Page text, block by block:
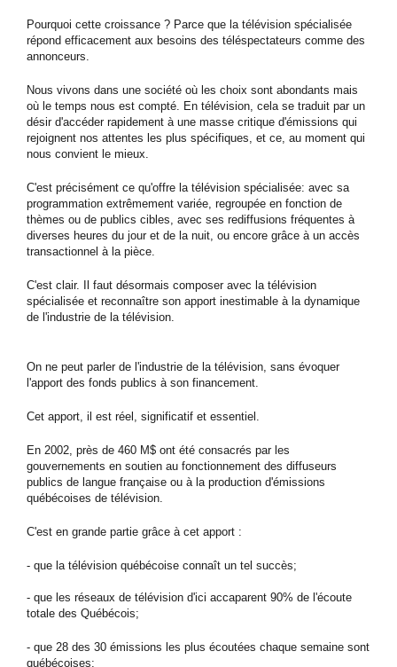
Pourquoi cette croissance ? Parce que la télévision spécialisée
répond efficacement aux besoins des téléspectateurs comme des
annonceurs.
Nous vivons dans une société où les choix sont abondants mais
où le temps nous est compté. En télévision, cela se traduit par un
désir d'accéder rapidement à une masse critique d'émissions qui
rejoignent nos attentes les plus spécifiques, et ce, au moment qui
nous convient le mieux.
C'est précisément ce qu'offre la télévision spécialisée: avec sa
programmation extrêmement variée, regroupée en fonction de
thèmes ou de publics cibles, avec ses rediffusions fréquentes à
diverses heures du jour et de la nuit, ou encore grâce à un accès
transactionnel à la pièce.
C'est clair. Il faut désormais composer avec la télévision
spécialisée et reconnaître son apport inestimable à la dynamique
de l'industrie de la télévision.
On ne peut parler de l'industrie de la télévision, sans évoquer
l'apport des fonds publics à son financement.
Cet apport, il est réel, significatif et essentiel.
En 2002, près de 460 M$ ont été consacrés par les
gouvernements en soutien au fonctionnement des diffuseurs
publics de langue française ou à la production d'émissions
québécoises de télévision.
C'est en grande partie grâce à cet apport :
- que la télévision québécoise connaît un tel succès;
- que les réseaux de télévision d'ici accaparent 90% de l'écoute
totale des Québécois;
- que 28 des 30 émissions les plus écoutées chaque semaine sont
québécoises;